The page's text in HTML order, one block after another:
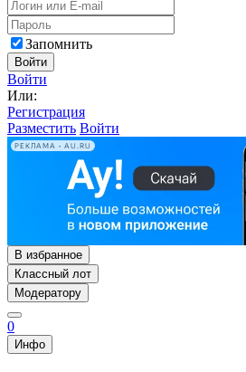
Запомнить
Войти
Войти
Или:
Регистрация
Разместить Войти
РЕКЛАМА • AU.RU
В избранное
Классный лот
Модератору
0
Инфо